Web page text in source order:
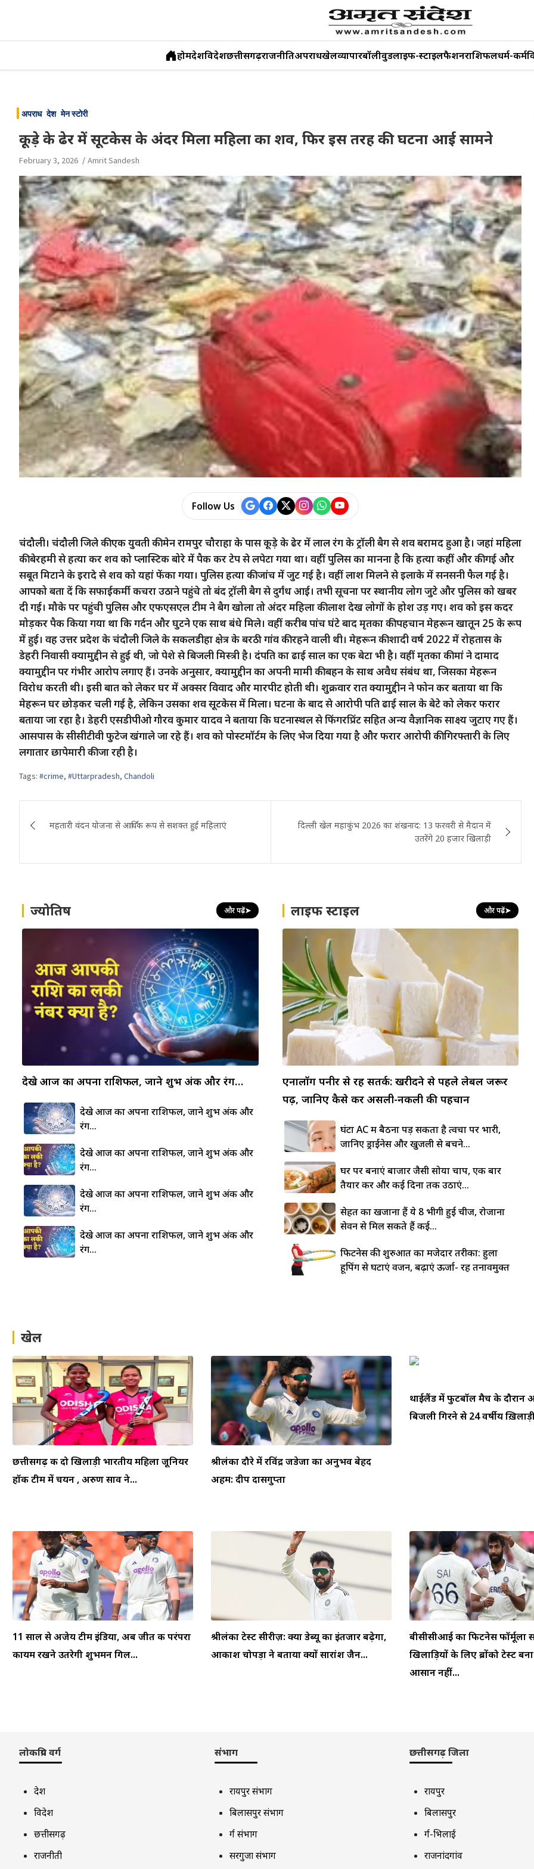
content
होमदेशविदेशछत्तीसगढ़राजनीतिअपराधखेलव्यापारबॉलीवुडलाइफ-स्टाइलफैशनराशिफलधर्म-कर्म
अपराध देश मेन स्टोरी
कूड़े के ढेर में सूटकेस के अंदर मिला महिला का शव, फिर इस तरह की घटना आई सामने
February 3, 2026 Amrit Sandesh
Follow Us
चंदौली। चंदौली जिले की एक युवती की मेन रामपुर चौराहा के पास कूड़े के ढेर में लाल रंग के ट्रॉली बैग से शव बरामद हुआ है। जहां महिला
की बेरहमी से हत्या कर शव को प्लास्टिक बोरे में पैक कर टेप से लपेटा गया था। वहीं पुलिस का मानना है कि हत्या कहीं और की गई और
सबूत मिटाने के इरादे से शव को यहां फेंका गया। पुलिस हत्या की जांच में जुट गई है। वहीं लाश मिलने से इलाके में सनसनी फैल गई है।
आपको बता दें कि सफाईकर्मी कचरा उठाने पहुंचे तो बंद ट्रॉली बैग से दुर्गंध आई। तभी सूचना पर स्थानीय लोग जुटे और पुलिस को खबर
दी गई। मौके पर पहुंची पुलिस और एफएसएल टीम ने बैग खोला तो अंदर महिला की लाश देख लोगों के होश उड़ गए। शव को इस कदर
मोड़कर पैक किया गया था कि गर्दन और घुटने एक साथ बंधे मिले। वहीं करीब पांच घंटे बाद मृतका की पहचान मेहरून खातून 25 के रूप
में हुई। वह उत्तर प्रदेश के चंदौली जिले के सकलडीहा क्षेत्र के बरठी गांव की रहने वाली थी। मेहरून की शादी वर्ष 2022 में रोहतास के
डेहरी निवासी क्यामुद्दीन से हुई थी, जो पेशे से बिजली मिस्त्री है। दंपति का ढाई साल का एक बेटा भी है। वहीं मृतका की मां ने दामाद
क्यामुद्दीन पर गंभीर आरोप लगाए हैं। उनके अनुसार, क्यामुद्दीन का अपनी मामी की बहन के साथ अवैध संबंध था, जिसका मेहरून
विरोध करती थी। इसी बात को लेकर घर में अक्सर विवाद और मारपीट होती थी। शुक्रवार रात क्यामुद्दीन ने फोन कर बताया था कि
मेहरून घर छोड़कर चली गई है, लेकिन उसका शव सूटकेस में मिला। घटना के बाद से आरोपी पति ढाई साल के बेटे को लेकर फरार
बताया जा रहा है। डेहरी एसडीपीओ गौरव कुमार यादव ने बताया कि घटनास्थल से फिंगरप्रिंट सहित अन्य वैज्ञानिक साक्ष्य जुटाए गए हैं।
आसपास के सीसीटीवी फुटेज खंगाले जा रहे हैं। शव को पोस्टमॉर्टम के लिए भेज दिया गया है और फरार आरोपी की गिरफ्तारी के लिए
लगातार छापेमारी की जा रही है।
Tags: #crime, #Uttarpradesh, Chandoli
navigation
महतारी वंदन योजना से आर्थिक रूप से सशक्त हुई महिलाएं
दिल्ली खेल महाकुंभ 2026 का शंखनाद: 13 फरवरी से मैदान में
उतरेंगे 20 हजार खिलाड़ी
ज्योतिष और पढ़ें➤
देखे आज का अपना राशिफल, जाने शुभ अंक और रंग…
देखे आज का अपना राशिफल, जाने शुभ अंक और
रंग…
देखे आज का अपना राशिफल, जाने शुभ अंक और
रंग…
देखे आज का अपना राशिफल, जाने शुभ अंक और
रंग…
देखे आज का अपना राशिफल, जाने शुभ अंक और
रंग…
लाइफ स्टाइल और पढ़ें➤
एनालॉग पनीर से रहें सतर्क: खरीदने से पहले लेबल जरूर
पढ़ें, जानिए कैसे करें असली-नकली की पहचान
घंटों AC में बैठना पड़ सकता है त्वचा पर भारी,
जानिए ड्राईनेस और खुजली से बचने...
घर पर बनाएं बाजार जैसी सोया चाप, एक बार
तैयार करें और कई दिनों तक उठाएं...
सेहत का खजाना हैं ये 8 भीगी हुई चीजें, रोजाना
सेवन से मिल सकते हैं कई...
फिटनेस की शुरुआत का मजेदार तरीका: हुला
हूपिंग से घटाएं वजन, बढ़ाएं ऊर्जा- रहें तनावमुक्त
खेल
छत्तीसगढ़ की दो खिलाड़ी भारतीय महिला जूनियर
हॉकी टीम में चयन , अरुण साव ने...
श्रीलंका दौरे में रविंद्र जडेजा का अनुभव बेहद
अहम: दीप दासगुप्ता
थाईलैंड में फुटबॉल मैच के दौरान
बिजली गिरने से 24 वर्षीय
11 साल से अजेय टीम इंडिया, अब जीत की परंपरा
कायम रखने उतरेगी शुभमन गिल...
श्रीलंका टेस्ट सीरीज़: क्या डेब्यू का इंतजार बढ़ेगा,
आकाश चोपड़ा ने बताया क्यों सारांश जैन...
बीसीसीआई का फिटनेस फॉर्मूला
खिलाड़ियों के लिए ब्रोंको टेस्ट
आसान नहीं...
लोकप्रिय वर्ग
देश
विदेश
छत्तीसगढ़
राजनीती
संभाग
रायपुर संभाग
बिलासपुर संभाग
दुर्ग संभाग
सरगुजा संभाग
छत्तीसगढ़ जिला
रायपुर
बिलासपुर
दुर्ग-भिलाई
राजनांदगांव